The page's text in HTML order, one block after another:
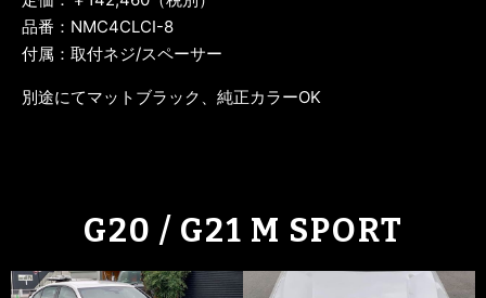
品番：NMC4CLCI-8
付属：取付ネジ/スペーサー
別途にてマットブラック、純正カラーOK
G20 / G21 M SPORT